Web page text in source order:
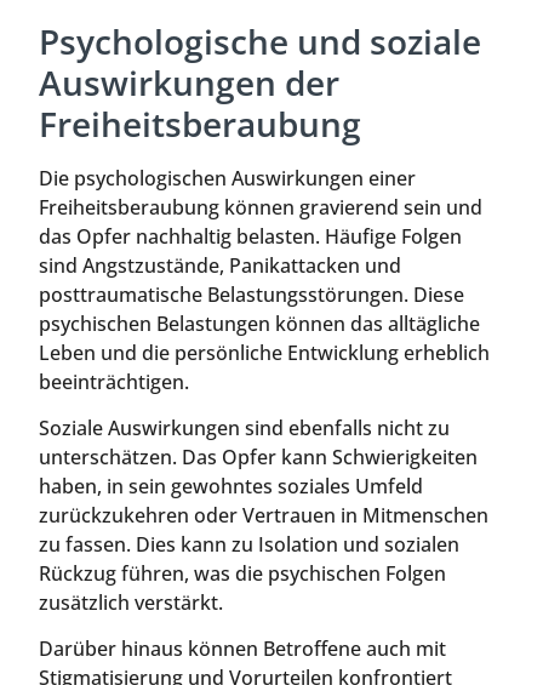
Psychologische und soziale
Auswirkungen der
Freiheitsberaubung
Die psychologischen Auswirkungen einer
Freiheitsberaubung können gravierend sein und
das Opfer nachhaltig belasten. Häufige Folgen
sind Angstzustände, Panikattacken und
posttraumatische Belastungsstörungen. Diese
psychischen Belastungen können das alltägliche
Leben und die persönliche Entwicklung erheblich
beeinträchtigen.
Soziale Auswirkungen sind ebenfalls nicht zu
unterschätzen. Das Opfer kann Schwierigkeiten
haben, in sein gewohntes soziales Umfeld
zurückzukehren oder Vertrauen in Mitmenschen
zu fassen. Dies kann zu Isolation und sozialen
Rückzug führen, was die psychischen Folgen
zusätzlich verstärkt.
Darüber hinaus können Betroffene auch mit
Stigmatisierung und Vorurteilen konfrontiert